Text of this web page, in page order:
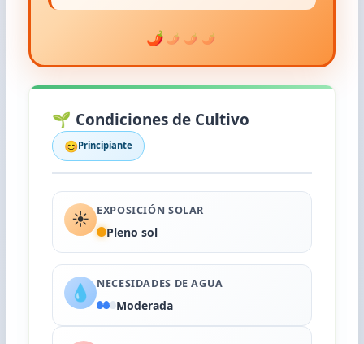
🌶️ 🌶️ 🌶️ 🌶️
🌱 Condiciones de Cultivo
😊Principiante
☀️ EXPOSICIÓN SOLAR
Pleno sol
💧 NECESIDADES DE AGUA
Moderada